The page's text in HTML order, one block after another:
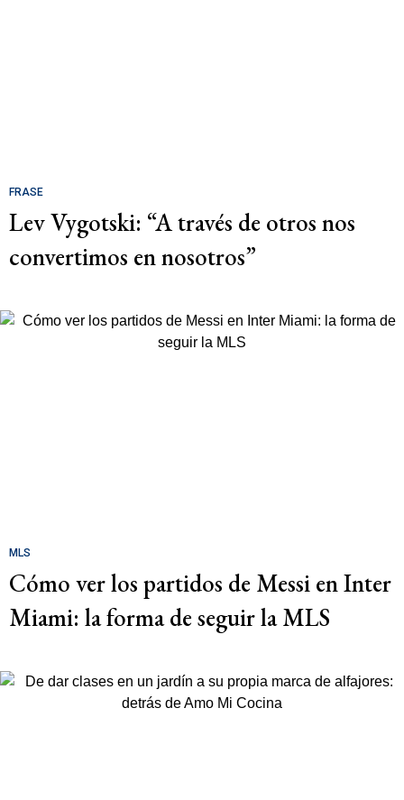
FRASE
Lev Vygotski: “A través de otros nos
convertimos en nosotros”
MLS
Cómo ver los partidos de Messi en Inter
Miami: la forma de seguir la MLS